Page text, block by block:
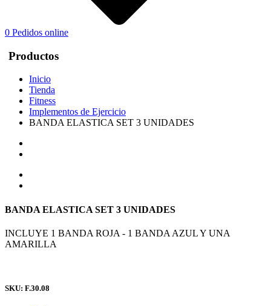
0 Pedidos online
Productos
Inicio
Tienda
Fitness
Implementos de Ejercicio
BANDA ELASTICA SET 3 UNIDADES
BANDA ELASTICA SET 3 UNIDADES
INCLUYE 1 BANDA ROJA - 1 BANDA AZUL Y UNA
AMARILLA
SKU: F.30.08